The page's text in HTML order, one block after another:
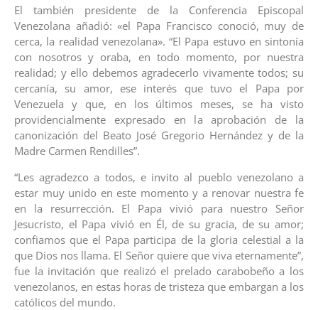
El también presidente de la Conferencia Episcopal
Venezolana añadió: «el Papa Francisco conoció, muy de
cerca, la realidad venezolana». “El Papa estuvo en sintonía
con nosotros y oraba, en todo momento, por nuestra
realidad; y ello debemos agradecerlo vivamente todos; su
cercanía, su amor, ese interés que tuvo el Papa por
Venezuela y que, en los últimos meses, se ha visto
providencialmente expresado en la aprobación de la
canonización del Beato José Gregorio Hernández y de la
Madre Carmen Rendilles”.
“Les agradezco a todos, e invito al pueblo venezolano a
estar muy unido en este momento y a renovar nuestra fe
en la resurrección. El Papa vivió para nuestro Señor
Jesucristo, el Papa vivió en Él, de su gracia, de su amor;
confiamos que el Papa participa de la gloria celestial a la
que Dios nos llama. El Señor quiere que viva eternamente”,
fue la invitación que realizó el prelado carabobeño a los
venezolanos, en estas horas de tristeza que embargan a los
católicos del mundo.